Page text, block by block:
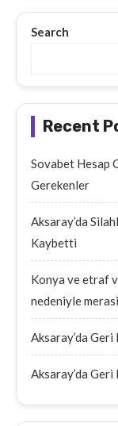
Search
Recent
Sovabet Hesap
Gerekenler
Aksaray’da
Kaybetti
Konya ve etraf
nedeniyle
Aksaray’da Geri
Aksaray’da Geri